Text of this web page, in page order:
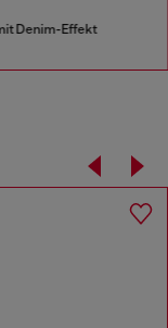
Denim-Effekt